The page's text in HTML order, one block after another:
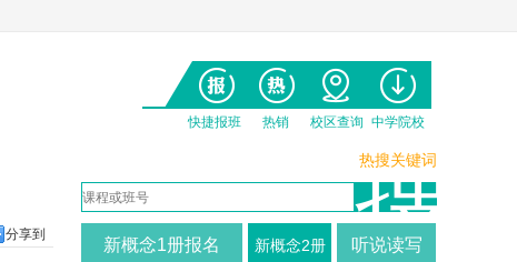
快捷报班 热销 校区查询 中学院校
分享到
热搜关键词
新概念1册报名 新概念2册 听说读写